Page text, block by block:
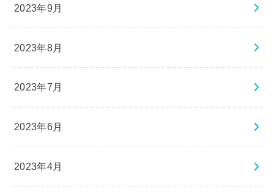
2023年9月
2023年8月
2023年7月
2023年6月
2023年4月